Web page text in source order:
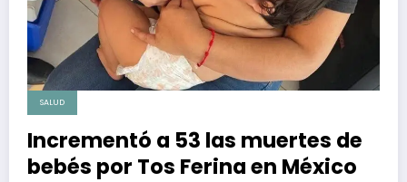
SALUD
Incrementó a 53 las muertes de
bebés por Tos Ferina en México